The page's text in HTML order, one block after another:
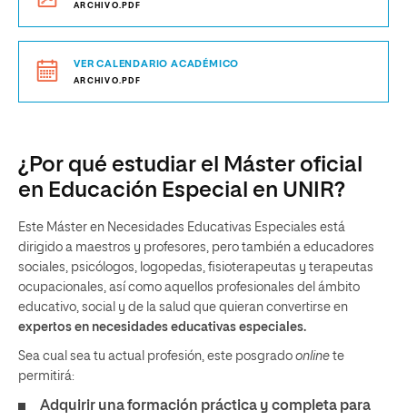
ARCHIVO.PDF
VER CALENDARIO ACADÉMICO
ARCHIVO.PDF
¿Por qué estudiar el Máster oficial
en Educación Especial en UNIR?
Este Máster en Necesidades Educativas Especiales está
dirigido a maestros y profesores, pero también a educadores
sociales, psicólogos, logopedas, fisioterapeutas y terapeutas
ocupacionales, así como aquellos profesionales del ámbito
educativo, social y de la salud que quieran convertirse en
expertos en necesidades educativas especiales.
Sea cual sea tu actual profesión, este posgrado online te
permitirá:
Adquirir una formación práctica y completa para